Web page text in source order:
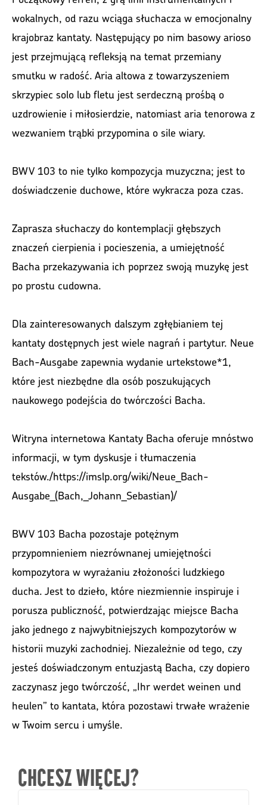
wokalnych, od razu wciąga słuchacza w emocjonalny
krajobraz kantaty. Następujący po nim basowy arioso
jest przejmującą refleksją na temat przemiany
smutku w radość. Aria altowa z towarzyszeniem
skrzypiec solo lub fletu jest serdeczną prośbą o
uzdrowienie i miłosierdzie, natomiast aria tenorowa z
wezwaniem trąbki przypomina o sile wiary.
BWV 103 to nie tylko kompozycja muzyczna; jest to
doświadczenie duchowe, które wykracza poza czas.
Zaprasza słuchaczy do kontemplacji głębszych
znaczeń cierpienia i pocieszenia, a umiejętność
Bacha przekazywania ich poprzez swoją muzykę jest
po prostu cudowna.
Dla zainteresowanych dalszym zgłębianiem tej
kantaty dostępnych jest wiele nagrań i partytur. Neue
Bach-Ausgabe zapewnia wydanie urtekstowe*1,
które jest niezbędne dla osób poszukujących
naukowego podejścia do twórczości Bacha.
Witryna internetowa Kantaty Bacha oferuje mnóstwo
informacji, w tym dyskusje i tłumaczenia
tekstów./https://imslp.org/wiki/Neue_Bach-
Ausgabe_(Bach,_Johann_Sebastian)/
BWV 103 Bacha pozostaje potężnym
przypomnieniem niezrównanej umiejętności
kompozytora w wyrażaniu złożoności ludzkiego
ducha. Jest to dzieło, które niezmiennie inspiruje i
porusza publiczność, potwierdzając miejsce Bacha
jako jednego z najwybitniejszych kompozytorów w
historii muzyki zachodniej. Niezależnie od tego, czy
jesteś doświadczonym entuzjastą Bacha, czy dopiero
zaczynasz jego twórczość, „Ihr werdet weinen und
heulen” to kantata, która pozostawi trwałe wrażenie
w Twoim sercu i umyśle.
CHCESZ WIĘCEJ?